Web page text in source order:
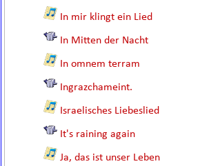
In mir klingt ein Lied
In Mitten der Nacht
In omnem terram
Ingrazchameint.
Israelisches Liebeslied
It's raining again
Ja, das ist unser Leben